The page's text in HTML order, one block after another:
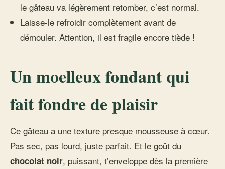
le gâteau va légèrement retomber, c’est normal.
Laisse-le refroidir complètement avant de
démouler. Attention, il est fragile encore tiède !
Un moelleux fondant qui
fait fondre de plaisir
Ce gâteau a une texture presque mousseuse à cœur.
Pas sec, pas lourd, juste parfait. Et le goût du
chocolat noir, puissant, t’enveloppe dès la première